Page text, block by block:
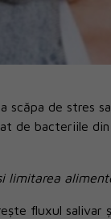
scăpa de stres
de bacteriile
limitarea
fluxul salivar